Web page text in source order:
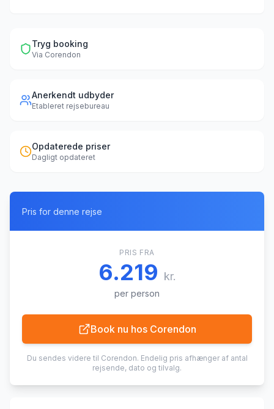
Tryg booking
Via Corendon
Anerkendt udbyder
Etableret rejsebureau
Opdaterede priser
Dagligt opdateret
Pris for denne rejse
PRIS FRA
6.219 kr.
per person
Book nu hos Corendon
Du sendes videre til Corendon. Endelig pris afhænger af antal
rejsende, dato og tilvalg.